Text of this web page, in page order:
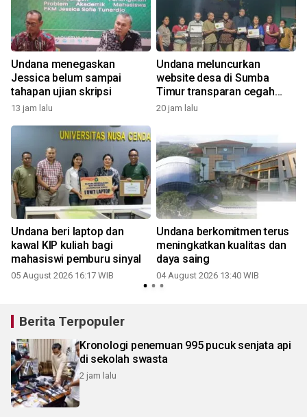
Undana menegaskan
Jessica belum sampai
tahapan ujian skripsi
13 jam lalu
Undana meluncurkan
website desa di Sumba
Timur transparan cegah
korupsi Dana Desa
20 jam lalu
Undana beri laptop dan
kawal KIP kuliah bagi
mahasiswi pemburu sinyal
05 August 2026 16:17 WIB
Undana berkomitmen terus
meningkatkan kualitas dan
daya saing
04 August 2026 13:40 WIB
Berita Terpopuler
Kronologi penemuan 995 pucuk senjata api
di sekolah swasta
2 jam lalu